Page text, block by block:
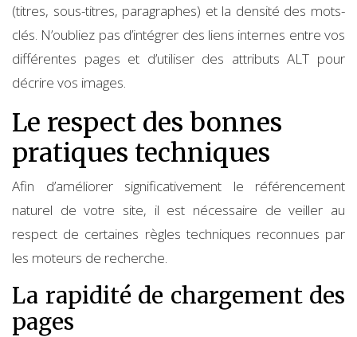
(titres, sous-titres, paragraphes) et la densité des mots-
clés. N’oubliez pas d’intégrer des liens internes entre vos
différentes pages et d’utiliser des attributs ALT pour
décrire vos images.
Le respect des bonnes
pratiques techniques
Afin d’améliorer significativement le référencement
naturel de votre site, il est nécessaire de veiller au
respect de certaines règles techniques reconnues par
les moteurs de recherche.
La rapidité de chargement des
pages